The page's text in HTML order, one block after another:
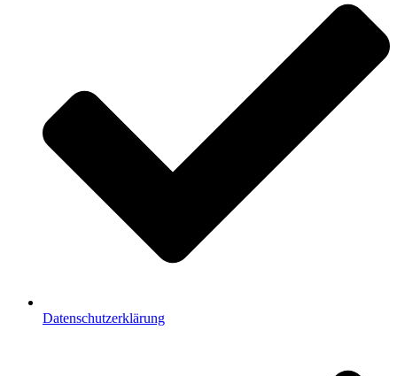
Datenschutzerklärung